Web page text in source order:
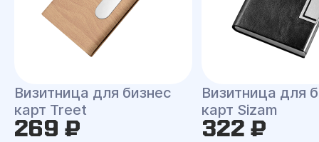
Визитница для бизнес
карт Treet
269 ₽
Визитница для
карт Sizam
322 ₽